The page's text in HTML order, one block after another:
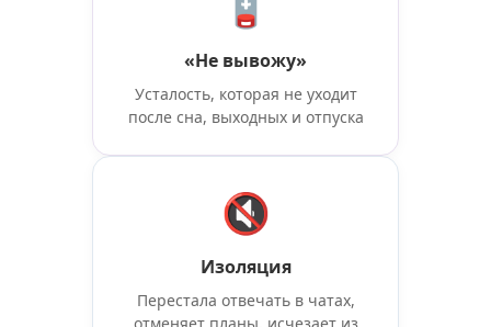
«Не вывожу»
Усталость, которая не уходит
после сна, выходных и отпуска
🔇
Изоляция
Перестала отвечать в чатах,